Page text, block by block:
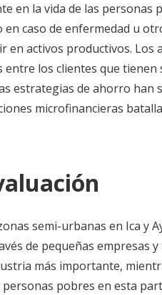
en la vida de las personas
caso de enfermedad u
en activos productivos. Los
los clientes que
estrategias de ahorro han
microfinancieras
semi-urbanas en Ica y
de pequeñas empresas
más importante,
pobres en esta